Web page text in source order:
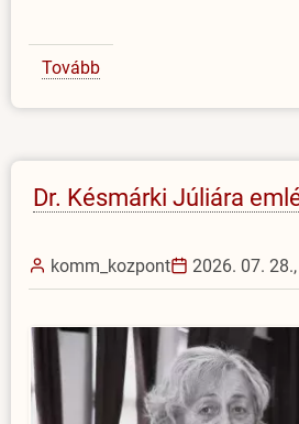
Tovább
Dr. Késmárki Júliára
komm_kozpont 2026. 07.